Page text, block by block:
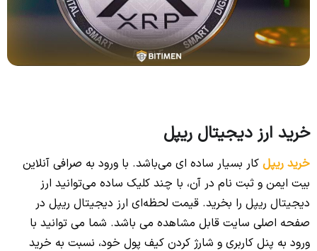
خرید ارز دیجیتال ریپل
خرید ریپل کار بسیار ساده ای می‌باشد. با ورود به صرافی آنلاین
بیت ایمن و ثبت نام در آن، با چند کلیک ساده می‌توانید ارز
دیجیتال ریپل را بخرید. قیمت لحظه‌ای ارز دیجیتال ریپل در
صفحه اصلی سایت قابل مشاهده می باشد. شما می توانید با
ورود به پنل کاربری و شارژ کردن کیف پول خود، نسبت به خرید